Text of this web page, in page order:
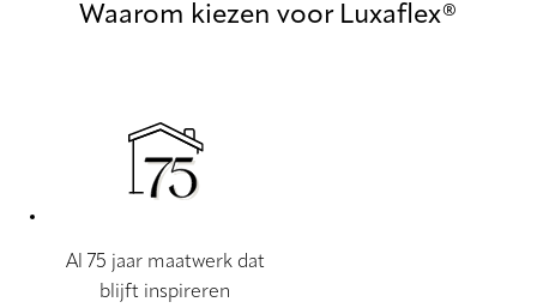
Waarom kiezen voor Luxaflex®
Al 75 jaar maatwerk dat
blijft inspireren